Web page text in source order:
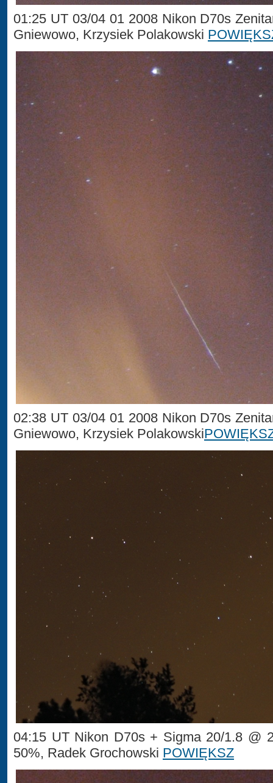
01:25 UT 03/04 01 2008 Nikon D70s
Gniewowo, Krzysiek Polakowski
02:38 UT 03/04 01 2008 Nikon D70s
Gniewowo, Krzysiek Polakowski
04:15 UT Nikon D70s + Sigma 20/1.8 @
50%, Radek Grochowski POWIĘKSZ